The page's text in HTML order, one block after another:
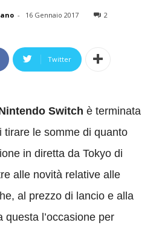
- 16 Gennaio 2017 2
Twitter
Switch è terminata
tirare le somme di quanto
in diretta da Tokyo di
alle novità relative alle
al prezzo di lancio e alla
l’occasione per